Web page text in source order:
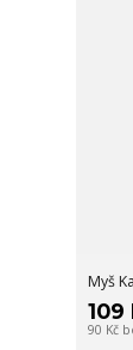
Myš
109
90 Kč